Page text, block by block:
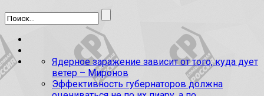
Ядерное заражение зависит от того, куда дует
ветер – Миронов
Эффективность губернаторов должна